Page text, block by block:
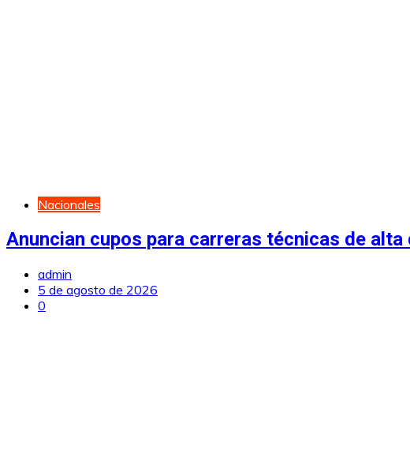
Nacionales
Anuncian cupos para carreras técnicas de
admin
5 de agosto de 2026
0